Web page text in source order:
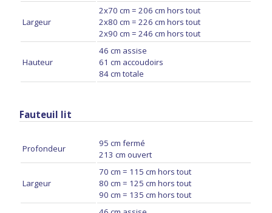
Largeur
2x70 cm = 206 cm hors tout
2x80 cm = 226 cm hors tout
2x90 cm = 246 cm hors tout
Hauteur
46 cm assise
61 cm accoudoirs
84 cm totale
Fauteuil lit
Profondeur
95 cm fermé
213 cm ouvert
Largeur
70 cm = 115 cm hors tout
80 cm = 125 cm hors tout
90 cm = 135 cm hors tout